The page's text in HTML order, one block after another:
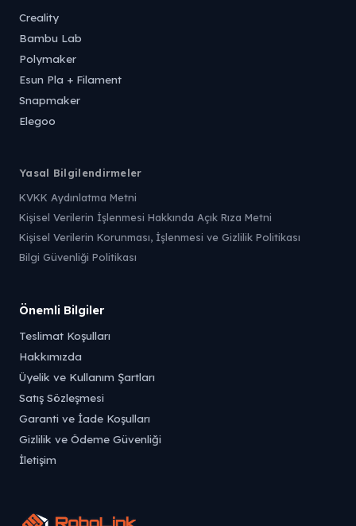
Creality
Bambu Lab
Polymaker
Esun Pla + Filament
Snapmaker
Elegoo
Yasal Bilgilendirmeler
KVKK Aydınlatma Metni
Kişisel Verilerin İşlenmesi Hakkında Açık Rıza Metni
Kişisel Verilerin Korunması, İşlenmesi ve Gizlilik Politikası
Bilgi Güvenliği Politikası
Önemli Bilgiler
Teslimat Koşulları
Hakkımızda
Üyelik ve Kullanım Şartları
Satış Sözleşmesi
Garanti ve İade Koşulları
Gizlilik ve Ödeme Güvenliği
İletişim